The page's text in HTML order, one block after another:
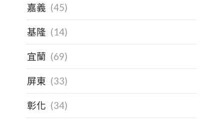
嘉義 (45)
基隆 (14)
宜蘭 (69)
屏東 (33)
彰化 (34)